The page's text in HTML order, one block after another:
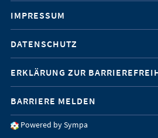
Mobile-
Service-
Navigation
IMPRESSUM
DATENSCHUTZ
ERKLÄRUNG ZUR
BARRIERE MELDEN
Powered by Sympa